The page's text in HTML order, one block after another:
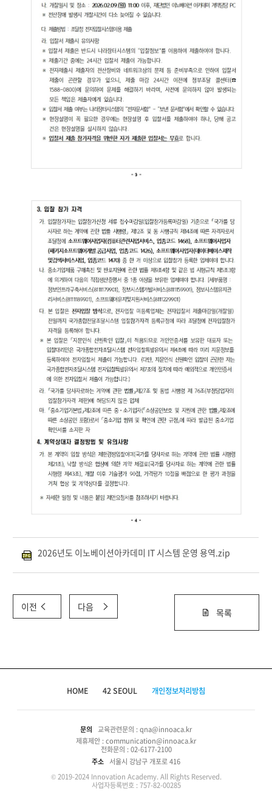
2026년도 이노베이션아카데미 IT 시스템 운영 용역.zip
이전 다음 목록
HOME 42 SEOUL 개인정보처리방침
문의 교육관련문의 : qna@innoaca.kr
제휴제안 : communication@innoaca.kr
전화문의 : 02-6177-2100
주소 서울시 강남구 개포로 416
© 2019-2024 Innovation Academy. All Rights Reserved.
사업자등록번호 : 757-82-00285